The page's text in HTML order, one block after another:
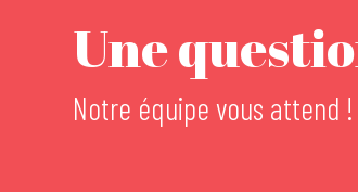
Une
Notre équipe vous attend !